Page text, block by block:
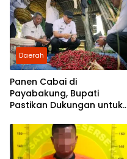
Daerah
Panen Cabai di
Payabakung, Bupati
Pastikan Dukungan untuk